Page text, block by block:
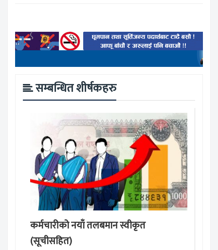
सम्बन्धित शीर्षकहरु
कर्मचारीको नयाँ तलबमान स्वीकृत
(सूचीसहित)